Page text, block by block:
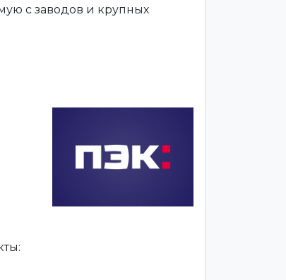
с заводов и крупных